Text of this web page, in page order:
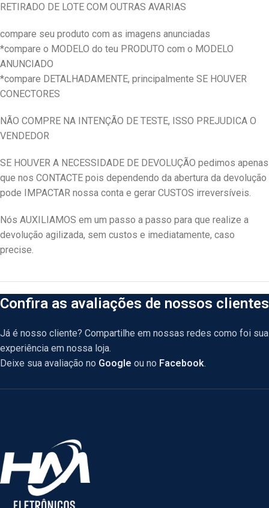
RETIRADO DE LOTE COM OUTRAS AVARIAS
compare seu produto com as imagens anunciadas
*compare o MODELO do teu PRODUTO com o MODELO
ANUNCIADO
*compare DETALHADAMENTE, principalmente SE HOUVER
CONECTORES
NÃO COMPRE NA INTENÇÃO DE TESTE, ISSO PREJUDICA O
VENDEDOR
SE HOUVER A NECESSIDADE DE DEVOLUÇÃO pedimos apenas
que nos CONTACTE pois dependendo da abertura da devolução
pode IMPACTAR nossa conta e gerar CUSTOS irreversíveis.
Nós AUXILIAMOS em um passo a passo para que realize a
devolução agilizada, sem custos e imediatamente, caso
precise.
Confira as avaliações de nossos clientes
Já é nosso cliente? Compartilhe em nossas redes como foi sua
experiência em nossa loja.
Deixe sua avaliação no Google ou no Facebook.